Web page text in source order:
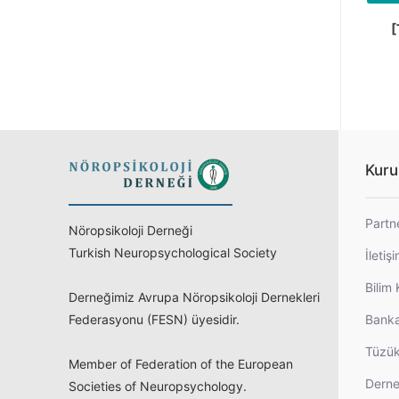
Nöropsikoloji Derneği
Turkish Neuropsychological Society
Derneğimiz Avrupa Nöropsikoloji Dernekleri
Federasyonu (FESN) üyesidir.
Member of Federation of the European
Societies of Neuropsychology.
Bilim